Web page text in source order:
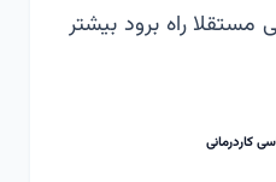
سن 20 سالگی مستقلا راه برود بیشتر
کاردرمانی